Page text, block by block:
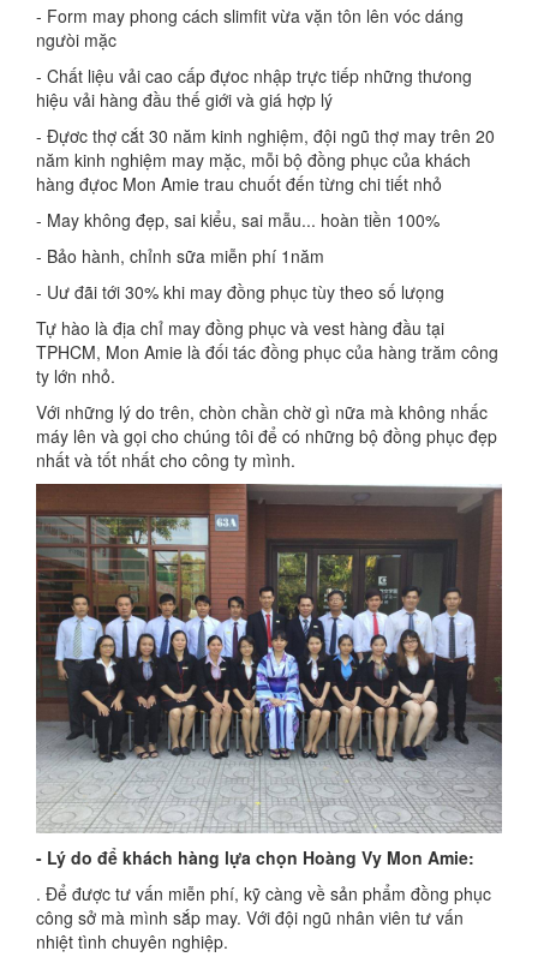
- Form may phong cách slimfit vừa vặn tôn lên vóc dáng
ngưòi mặc
- Chất liệu vải cao cấp đựoc nhập trực tiếp những thưong
hiệu vải hàng đầu thế giới và giá hợp lý
- Đựơc thợ cắt 30 năm kinh nghiệm, đội ngũ thợ may trên 20
năm kinh nghiệm may mặc, mỗi bộ đồng phục của khách
hàng đựoc Mon Amie trau chuốt đến từng chi tiết nhỏ
- May không đẹp, sai kiểu, sai mẫu... hoàn tiền 100%
- Bảo hành, chỉnh sữa miễn phí 1năm
- Uư đãi tới 30% khi may đồng phục tùy theo số lưọng
Tự hào là địa chỉ may đồng phục và vest hàng đầu tại
TPHCM, Mon Amie là đối tác đồng phục của hàng trăm công
ty lớn nhỏ.
Với những lý do trên, chòn chần chờ gì nữa mà không nhấc
máy lên và gọi cho chúng tôi để có những bộ đồng phục đẹp
nhất và tốt nhất cho công ty mình.
- Lý do để khách hàng lựa chọn Hoàng Vy Mon Amie:
. Để được tư vấn miễn phí, kỹ càng về sản phẩm đồng phục
công sở mà mình sắp may. Với đội ngũ nhân viên tư vấn
nhiệt tình chuyên nghiệp.